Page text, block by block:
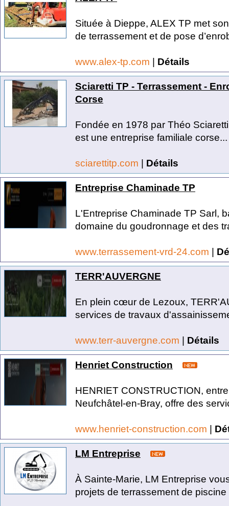
Située à Dieppe, ALEX TP met
de terrassement et de pose
www.alex-tp.com | Détails
Sciaretti TP - Terrassement -
Corse
Fondée en 1978 par Théo
est une entreprise familiale corse...
sciarettitp.com | Détails
Entreprise Chaminade TP
L'Entreprise Chaminade TP Sarl,
domaine du goudronnage et des
www.terrassement-vrd-24.com |
TERR'AUVERGNE
En plein cœur de Lezoux,
services de travaux
www.terr-auvergne.com | Détails
Henriet Construction
HENRIET CONSTRUCTION,
Neufchâtel-en-Bray, offre des
www.henriet-construction.com |
LM Entreprise
À Sainte-Marie, LM Entreprise
projets de terrassement de